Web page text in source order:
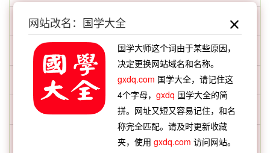
富成
穆维
李绍祖
网站改名：国学大全
国学大师这个词由于某些原因，
决定更换网站域名和名称。
gxdq.com 国学大全，请记住这
4个字母，gxdq 国学大全的简
拼。网址又短又容易记住，和名
称完全匹配。请及时更新收藏
夹，使用gxdq.com 访问网站。